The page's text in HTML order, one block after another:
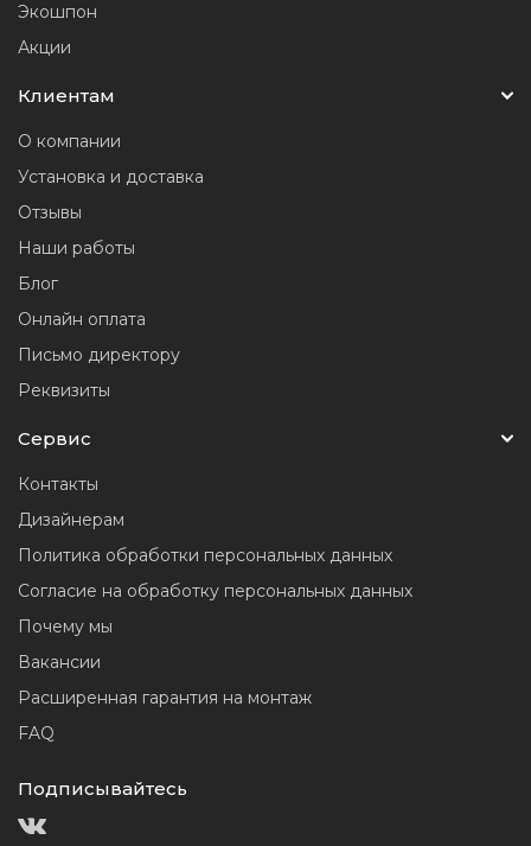
Экошпон
Акции
Клиентам
О компании
Установка и доставка
Отзывы
Наши работы
Блог
Онлайн оплата
Письмо директору
Реквизиты
Сервис
Контакты
Дизайнерам
Политика обработки персональных данных
Согласие на обработку персональных данных
Почему мы
Вакансии
Расширенная гарантия на монтаж
FAQ
Подписывайтесь